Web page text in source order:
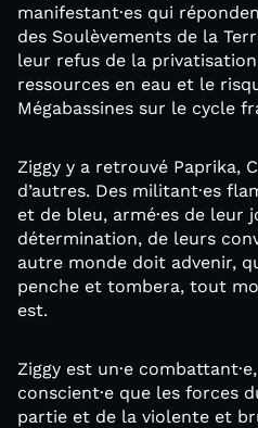
manifestant·es qui
des Soulèvements de la
leur refus de la
ressources en eau et le
Mégabassines sur le cycle
Ziggy y a retrouvé Paprika,
d’autres. Des militant·es
et de bleu, armé·es de leur
détermination, de leurs
autre monde doit advenir,
penche et tombera, tout
est.
Ziggy est un·e
conscient·e que les forces
partie et de la violente et